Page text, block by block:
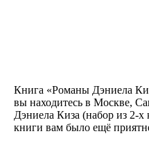
Книга «Романы Дэниела
вы находитесь в Москве,
Дэниела Киза (набор из 2-
книги вам было ещё